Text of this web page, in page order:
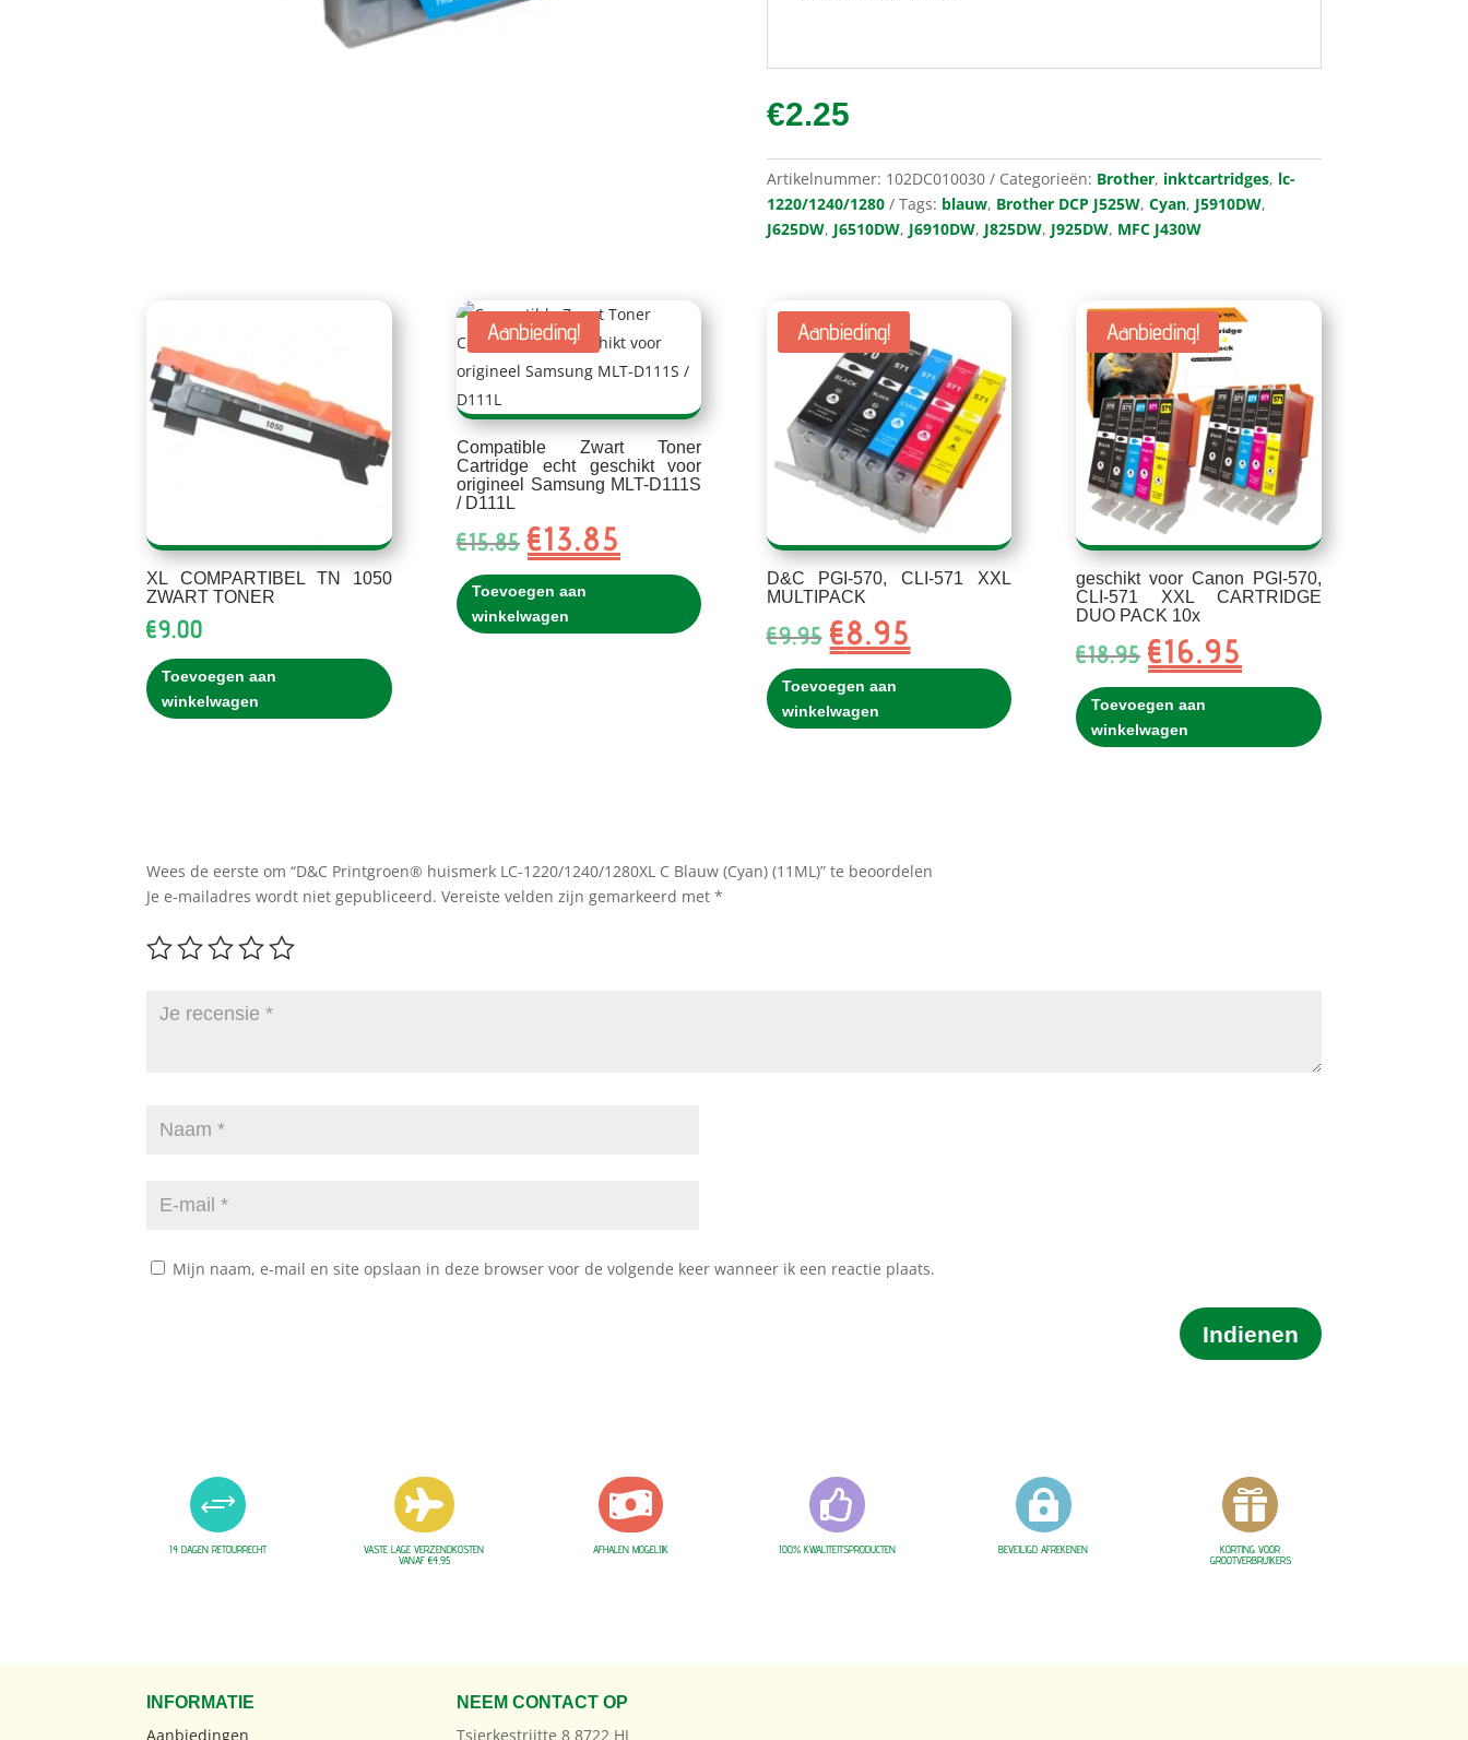
€2.25
Artikelnummer: 102DC010030 Categorieën: Brother, inktcartridges, lc-
1220/1240/1280
Tags: blauw, Brother DCP J525W, Cyan, J5910DW,
J625DW, J6510DW, J6910DW, J825DW, J925DW, MFC J430W
XL COMPARTIBEL TN 1050
ZWART TONER
€9.00
Toevoegen aan
winkelwagen
Aanbieding!
Compatible Zwart Toner
Cartridge echt geschikt voor
origineel Samsung MLT-D111S
/ D111L
€15.85 Oorspronkelijke
prijs
was:
€15.85.
€13.85
prijs
Toevoegen aan
winkelwagen
Aanbieding!
D&C PGI-570, CLI-571 XXL
MULTIPACK
€9.95 Oorspronkelijke
prijs
was:
€9.95.
€8.95
prijs
Toevoegen aan
winkelwagen
Aanbieding!
geschikt voor Canon PGI-570,
CLI-571 XXL CARTRIDGE
DUO PACK 10x
€18.95 Oorspronkelijke
prijs
was:
€18.95.
€16.95
prijs
€16.95.
Toevoegen aan
winkelwagen
Wees de eerste om “D&C Printgroen® huismerk LC-1220/1240/1280XL C Blauw (Cyan) (11ML)” te beoordelen
Je e-mailadres wordt niet gepubliceerd. Vereiste velden zijn gemarkeerd met*
Mijn naam, e-mail en site opslaan in deze browser voor de volgende keer wanneer ik een reactie plaats.
Indienen
+
14 DAGEN RETOURRECHT

VASTE LAGE VERZENDKOSTEN
VANAF €4,95

AFHALEN MOGELIJK

100% KWALITEITSPRODUCTEN

BEVEILIGD AFREKENEN

KORTING VOOR
GROOTVERBRUIKERS
INFORMATIE
Aanbiedingen
NEEM CONTACT OP
Tsjerkestrjitte 8 8722 HJ